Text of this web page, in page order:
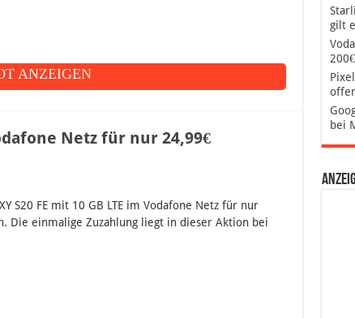
ANZEIGEN
Netz für nur 24,99€
S20 FE mit 10 GB LTE im Vodafone Netz für nur
Die einmalige Zuzahlung liegt in dieser Aktion bei
gilt
bei